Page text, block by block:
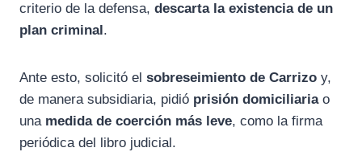
criterio de la defensa, descarta la existencia de un
plan criminal.
Ante esto, solicitó el sobreseimiento de Carrizo y,
de manera subsidiaria, pidió prisión domiciliariao
una medida de coerción más leve, como la firma
periódica del libro judicial.